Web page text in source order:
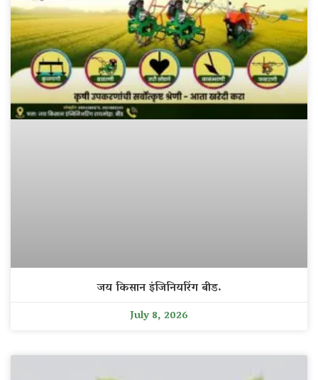
जय किसान इंजिनियरिंग बीड.
July 8, 2026